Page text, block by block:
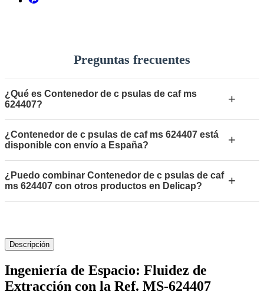
Preguntas frecuentes
¿Qué es Contenedor de c psulas de caf ms
624407?
+
¿Contenedor de c psulas de caf ms 624407 está
disponible con envío a España?
+
¿Puedo combinar Contenedor de c psulas de caf
ms 624407 con otros productos en Delicap?
+
Descripción
Ingeniería de Espacio: Fluidez de
Extracción con la Ref. MS-624407